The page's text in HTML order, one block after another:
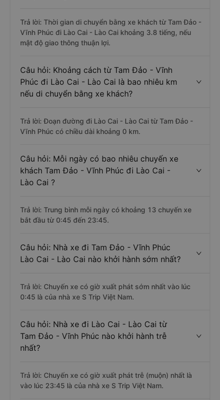
Trả lời: Thời gian di chuyển bằng xe khách từ Tam Đảo -
Vĩnh Phúc đi Lào Cai - Lào Cai khoảng 3.8 tiếng, nếu
mật độ giao thông thuận lợi.
Câu hỏi: Khoảng cách từ Tam Đảo - Vĩnh
Phúc đi Lào Cai - Lào Cai là bao nhiêu km
nếu di chuyển bằng xe khách?
Trả lời: Đoạn đường đi Lào Cai - Lào Cai từ Tam Đảo -
Vĩnh Phúc có chiều dài khoảng 0 km.
Câu hỏi: Mỗi ngày có bao nhiêu chuyến xe
khách Tam Đảo - Vĩnh Phúc đi Lào Cai -
Lào Cai ?
Trả lời: Trung bình mỗi ngày có khoảng 13 chuyến xe
bắt đầu từ 0:45 đến 23:45.
Câu hỏi: Nhà xe đi Tam Đảo - Vĩnh Phúc
Lào Cai - Lào Cai nào khởi hành sớm nhất?
Trả lời: Chuyến xe có giờ xuất phát sớm nhất vào lúc
0:45 là của nhà xe S Trip Việt Nam.
Câu hỏi: Nhà xe đi Lào Cai - Lào Cai từ
Tam Đảo - Vĩnh Phúc nào khởi hành trễ
nhất?
Trả lời: Chuyến xe có giờ xuất phát trễ (muộn) nhất là
vào lúc 23:45 là của nhà xe S Trip Việt Nam.